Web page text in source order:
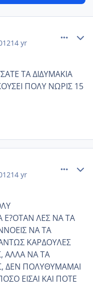
14 yr
ΤΑ ΔΙΔΥΜΑΚΙΑ
ΠΟΛΥ ΝΩΡΙΣ 15
14 yr
Ε?ΟΤΑΝ ΛΕΣ ΝΑ ΤΑ
ΝΑ ΤΑ
ΚΑΡΔΟΥΛΕΣ
ΑΛΛΑ ΝΑ ΤΑ
ΔΕΝ ΠΟΛΥΘΥΜΑΜΑΙ
ΕΙΣΑΙ ΚΑΙ ΠΟΤΕ